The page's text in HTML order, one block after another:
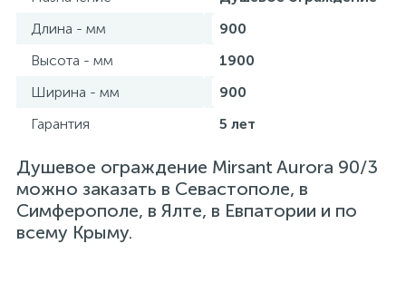
Длина - мм
900
Высота - мм
1900
Ширина - мм
900
Гарантия
5 лет
Душевое ограждение Mirsant Aurora 90/3
можно заказать в Севастополе, в
Симферополе, в Ялте, в Евпатории и по
всему Крыму.